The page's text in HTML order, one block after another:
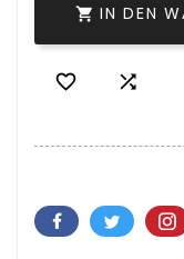
 IN DEN
 